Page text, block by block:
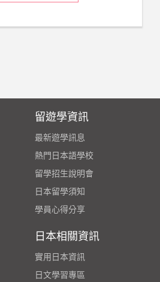
留遊學資訊
最新遊學訊息
熱門日本語學校
留學招生說明會
日本留學須知
學員心得分享
日本相關資訊
實用日本資訊
日文學習專區